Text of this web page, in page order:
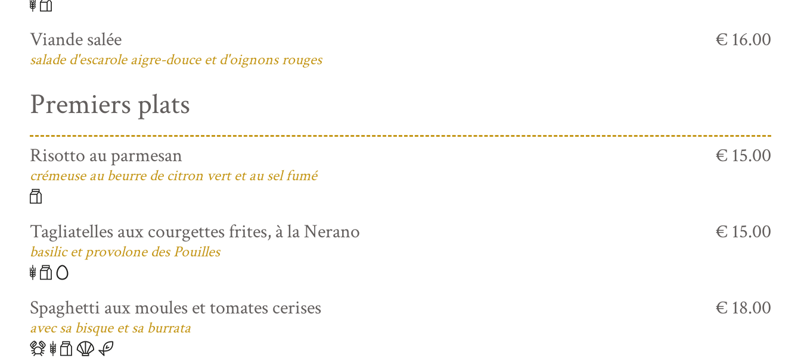
Viande salée
salade d'escarole aigre-douce et d'oignons rouges
€ 16.00
Premiers plats
Risotto au parmesan
crémeuse au beurre de citron vert et au sel fumé
€ 15.00
Tagliatelles aux courgettes frites, à la Nerano
basilic et provolone des Pouilles
€ 15.00
Spaghetti aux moules et tomates cerises
avec sa bisque et sa burrata
€ 18.00